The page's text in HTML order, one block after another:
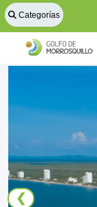
Categorías
❮